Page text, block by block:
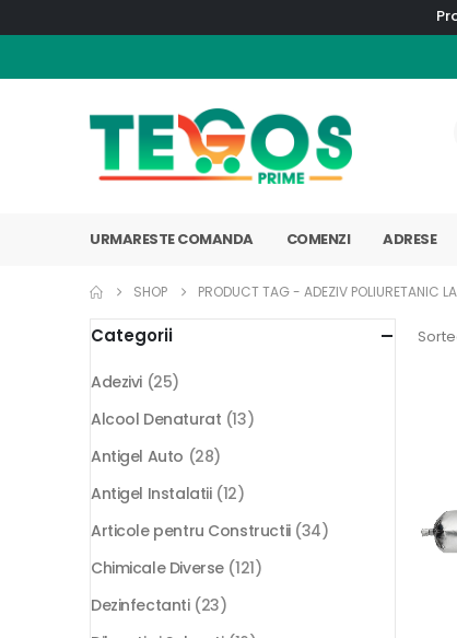
URMARESTE COMANDA COMENZI ADRESE
SHOP PRODUCT TAG - ADEZIV POLIURETANIC
Categorii
Adezivi (25)
Alcool Denaturat (13)
Antigel Auto (28)
Antigel Instalatii (12)
Articole pentru Constructii (34)
Chimicale Diverse (121)
Dezinfectanti (23)